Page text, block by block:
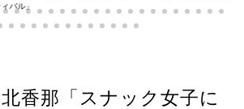
バル」
香那「スナック女子に